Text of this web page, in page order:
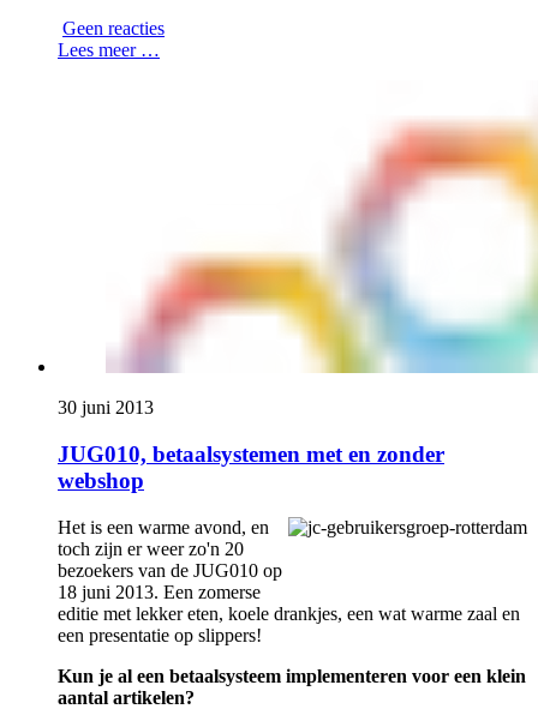
Geen reacties
Lees meer …
30 juni 2013
JUG010, betaalsystemen met en zonder
webshop
Het is een warme avond, en
toch zijn er weer zo'n 20
bezoekers van de JUG010 op
18 juni 2013. Een zomerse
editie met lekker eten, koele drankjes, een wat warme zaal en
een presentatie op slippers!
Kun je al een betaalsysteem implementeren voor een klein
aantal artikelen?